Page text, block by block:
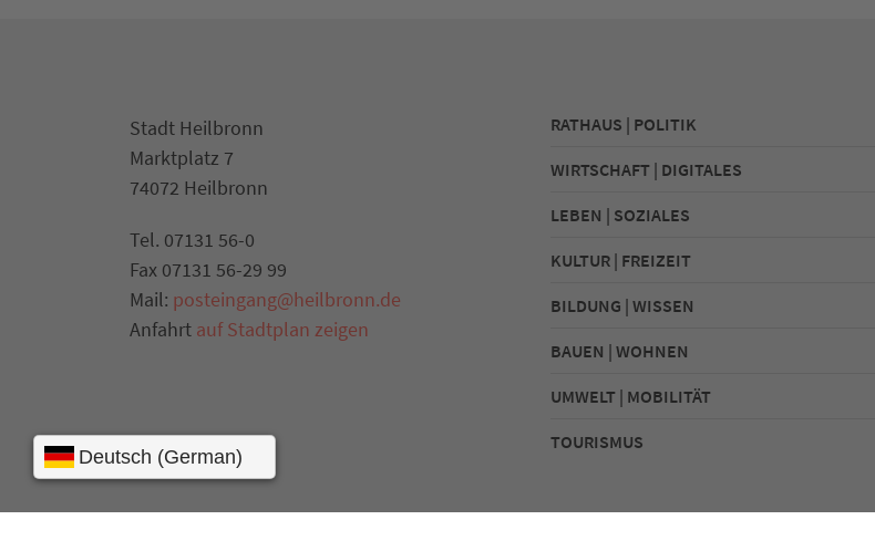
Stadt Heilbronn
Marktplatz 7
74072 Heilbronn
Tel. 07131 56-0
Fax 07131 56-29 99
Mail: posteingang@heilbronn.de
Anfahrt auf Stadtplan zeigen
RATHAUS | POLITIK
WIRTSCHAFT | DIGITALES
LEBEN | SOZIALES
KULTUR | FREIZEIT
BILDUNG | WISSEN
BAUEN | WOHNEN
UMWELT | MOBILITÄT
TOURISMUS